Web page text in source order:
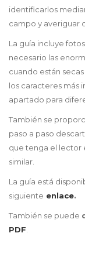
identificarlos
campo y averiguar
La guía incluye
necesario las
cuando están
los caracteres más
apartado para
También se
paso a paso
que tenga el lector
similar.
La guía está
siguiente enlace.
También se puede
PDF